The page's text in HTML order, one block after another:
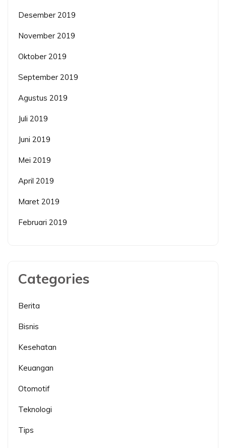
Desember 2019
November 2019
Oktober 2019
September 2019
Agustus 2019
Juli 2019
Juni 2019
Mei 2019
April 2019
Maret 2019
Februari 2019
Categories
Berita
Bisnis
Kesehatan
Keuangan
Otomotif
Teknologi
Tips